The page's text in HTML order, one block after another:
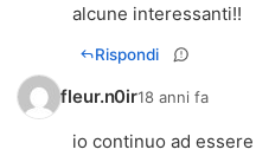
alcune interessanti!!
Rispondi
fleur.n0ir18 anni fa
io continuo ad